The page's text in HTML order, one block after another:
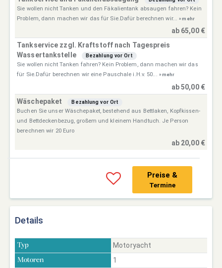
Sie wollen nicht Tanken und den Fäkalientank absaugen fahren? Kein
Problem, dann machen wir das für Sie.Dafür berechnen wir...» mehr
ab 65,00 €
Tankservice zzgl. Kraftstoff nach Tagespreis
Wassertankstelle
Bezahlung vor Ort
Sie wollen nicht Tanken fahren? Kein Problem, dann machen wir das
für Sie.Dafür berechnen wir eine Pauschale i.H.v. 50... » mehr
ab 50,00 €
Wäschepaket
Bezahlung vor Ort
Buchen Sie unser Wäschepaket, bestehend aus Bettlaken, Kopfkissen-
und Bettdeckenbezug, großem und kleinem Handtuch. Je Person
berechnen wir 20 Euro
ab 20,00 €
Preise &
Termine
Details
Typ Motoryacht
Motoren 1